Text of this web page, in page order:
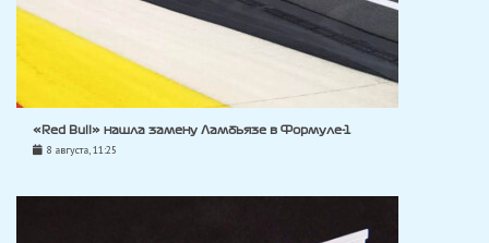
«Red Bull» нашла замену Ламбьязе в Формуле-1
8 августа, 11:25